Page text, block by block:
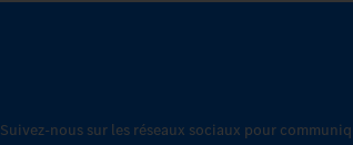
Suivez-nous sur les réseaux sociaux pour